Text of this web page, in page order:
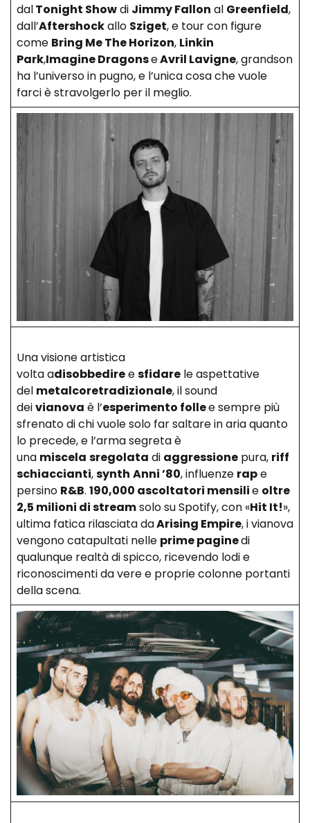
dalTonight Showdi Jimmy Fallon al Greenfield,
dall’Aftershockallo Sziget, e tour con figure
come Bring Me The Horizon, Linkin
Park,Imagine DragonseAvril Lavigne, grandson
ha l’universo in pugno, e l’unica cosa che vuole
farci è stravolgerlo per il meglio.
Una visione artistica
volta adisobbedireesfidare le aspettative
del metalcoretradizionale, il sound
deivianova è l’esperimento follee sempre più
sfrenato di chi vuole solo far saltare in aria quanto
lo precede, e l’arma segreta è
una miscela sregolata di aggressione pura, riff
schiaccianti,synth Anni ’80, influenze rape
persino R&B. 190,000 ascoltatori mensilie oltre
2,5 milioni di streamsolo su Spotify, con «Hit It!»,
ultima fatica rilasciata daArising Empire, i vianova
vengono catapultati nelle prime paginedi
qualunque realtà di spicco, ricevendo lodi e
riconoscimenti da vere e proprie colonne portanti
della scena.